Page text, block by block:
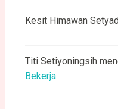
Kesit Himawan
Titi Setiyoningsih
Bekerja